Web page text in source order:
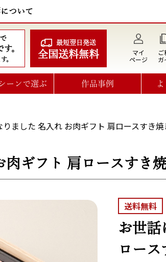
ついて
。
。
最短翌日発送
全国送料無料
マイ
ページ
ご
ガ
ーンで選ぶ 作品事例
りました 名入れ お肉ギフト 肩ロースすき
ギフト 肩ロースすき
送料無料
お世話
ロース